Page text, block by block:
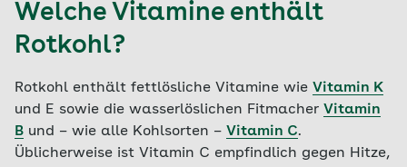
Welche Vitamine enthält
Rotkohl?
Rotkohl enthält fettlösliche Vitamine wie Vitamin K
und E sowie die wasserlöslichen Fitmacher Vitamin
B und – wie alle Kohlsorten – Vitamin C.
Üblicherweise ist Vitamin C empfindlich gegen Hitze,